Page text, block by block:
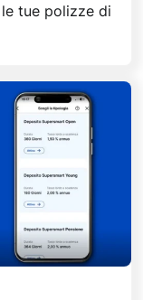
tue polizze di